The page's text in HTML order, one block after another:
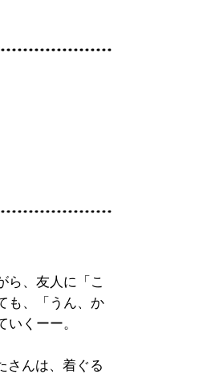
ら、友人に「こ
も、「うん、か
くーー。
さんは、着ぐる